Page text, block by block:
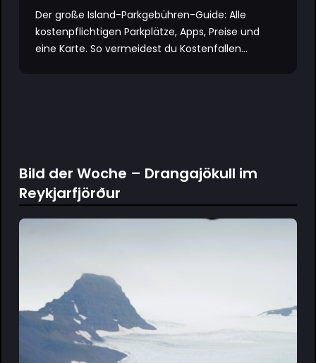
Der große Island-Parkgebühren-Guide: Alle
kostenpflichtigen Parkplätze, Apps, Preise und
eine Karte. So vermeidest du Kostenfallen...
Bild der Woche – Drangajökull im
Reykjarfjörður